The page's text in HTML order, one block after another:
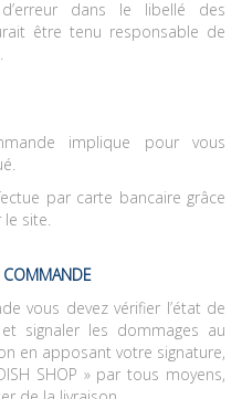
dans le libellé des
être tenu responsable de
implique pour vous
par carte bancaire grâce
site.
COMMANDE
vous devez vérifier l’état de
signaler les dommages au
en apposant votre signature,
SHOP » par tous moyens,